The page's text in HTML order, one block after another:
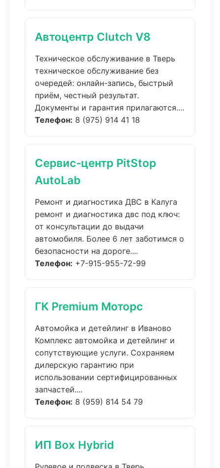
Автоцентр Clutch V8
Техническое обслуживание в Тверь
техническое обслуживание без
очередей: онлайн-запись, быстрый
приём, честный результат.
Документы и гарантия прилагаются....
Телефон: 8 (975) 914 41 18
Сервис-центр PitStop
AutoLab
Ремонт и диагностика ДВС в Калуга
ремонт и диагностика двс под ключ:
от консультации до выдачи
автомобиля. Более 6 лет заботимся о
безопасности на дороге....
Телефон: +7-915-955-72-99
ГК Premium Моторс
Автомойка и детейлинг в Иваново
Комплекс автомойка и детейлинг и
сопутствующие услуги. Сохраняем
дилерскую гарантию при
использовании сертифицированных
запчастей....
Телефон: 8 (959) 814 54 79
ИП Box Hybrid